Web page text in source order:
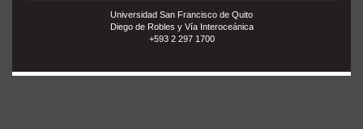
Universidad San Francisco de Quito
Diego de Robles y Vía Interoceánica
+593 2 297 1700